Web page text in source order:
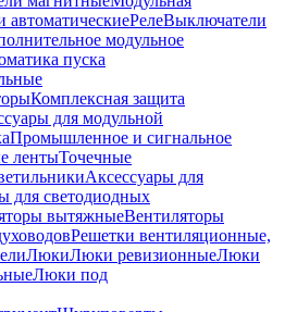
автоматическиеРелеВыключатели
модульное
пуска
Комплексная защита
для модульной
Промышленное и сигнальное
лентыТочечные
Аксессуары для
для светодиодных
вытяжныеВентиляторы
Решетки вентиляционные,
ЛюкиЛюки ревизионныеЛюки
Люки под